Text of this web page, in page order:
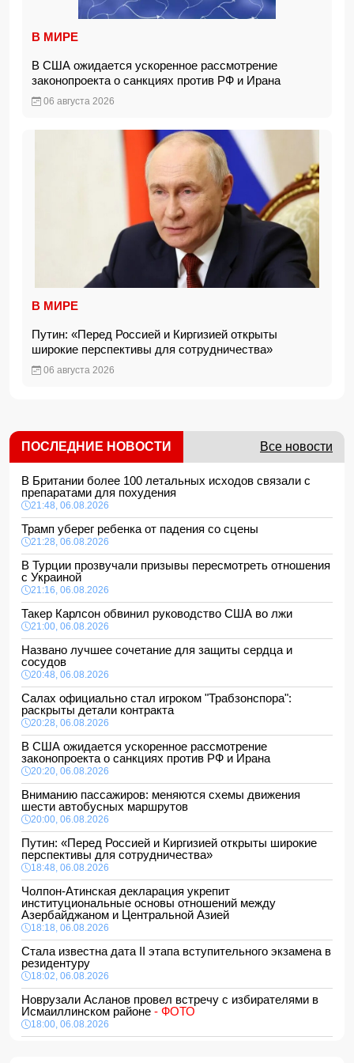
В МИРЕ
В США ожидается ускоренное рассмотрение
законопроекта о санкциях против РФ и Ирана
06 августа 2026
В МИРЕ
Путин: «Перед Россией и Киргизией открыты
широкие перспективы для сотрудничества»
06 августа 2026
ПОСЛЕДНИЕ НОВОСТИ Все новости
В Британии более 100 летальных исходов связали с
препаратами для похудения
21:48, 06.08.2026
Трамп уберег ребенка от падения со сцены
21:28, 06.08.2026
В Турции прозвучали призывы пересмотреть отношения
с Украиной
21:16, 06.08.2026
Такер Карлсон обвинил руководство США во лжи
21:00, 06.08.2026
Названо лучшее сочетание для защиты сердца и
сосудов
20:48, 06.08.2026
Салах официально стал игроком "Трабзонспора":
раскрыты детали контракта
20:28, 06.08.2026
В США ожидается ускоренное рассмотрение
законопроекта о санкциях против РФ и Ирана
20:20, 06.08.2026
Вниманию пассажиров: меняются схемы движения
шести автобусных маршрутов
20:00, 06.08.2026
Путин: «Перед Россией и Киргизией открыты широкие
перспективы для сотрудничества»
18:48, 06.08.2026
Чолпон-Атинская декларация укрепит
институциональные основы отношений между
Азербайджаном и Центральной Азией
18:18, 06.08.2026
Стала известна дата II этапа вступительного экзамена в
резидентуру
18:02, 06.08.2026
Новрузали Асланов провел встречу с избирателями в
Исмаиллинском районе - ФОТО
18:00, 06.08.2026